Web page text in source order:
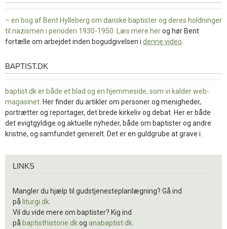
– en bog af Bent Hylleberg om danske baptister og deres holdninger
til nazismen i perioden 1930-1950. Læs mere herog hør Bent
fortælle om arbejdet inden bogudgivelsen i denne video
baptist.dk
BAPTIST.DK
baptist.dk er både et blad og en hjemmeside, som vi kalder web-
magasinet . Her finder du artikler om personer og menigheder,
portrætter og reportager, det brede kirkeliv og debat. Her er både
det evigtgyldige og aktuelle nyheder, både om baptister og andre
kristne, og samfundet generelt. Det er en guldgrube at grave i.
LINKS
Mangler du hjælp til gudstjenesteplanlægning? Gå ind
på liturgi.dk
Vil du vide mere om baptister? Kig ind
på baptisthistorie.dkog anabaptist.dk